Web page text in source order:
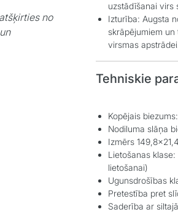
no
uzstādīšanai virs
Izturība: Augsta
skrāpējumiem
virsmas apstrādei.​
Tehniskie
Kopējais
Nodiluma slāņa
Izmērs
Lietošanas
lietošanai)
Ugunsdrošības
Pretestība pret
Saderība ar